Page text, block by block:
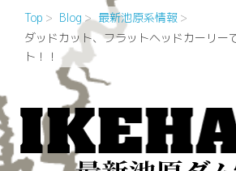
Top Blog
最新池原系情報
ダッドカット、フラットヘッドカーリー
ト！！